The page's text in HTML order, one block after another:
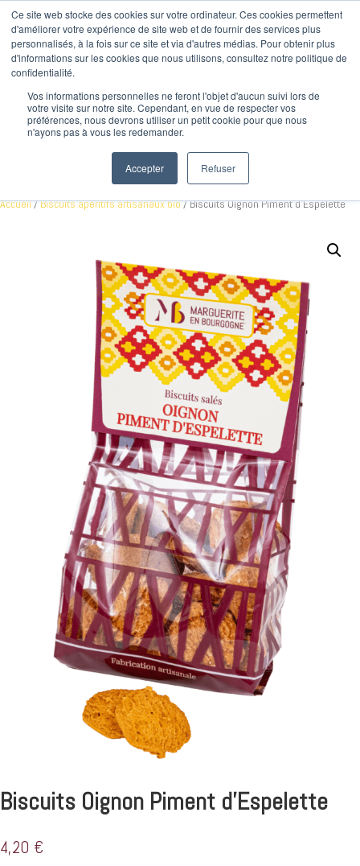
Ce site web stocke des cookies sur votre ordinateur. Ces cookies permettent
d'améliorer votre expérience de site web et de fournir des services plus
personnalisés, à la fois sur ce site et via d'autres médias. Pour obtenir plus
d'informations sur les cookies que nous utilisons, consultez notre politique de
confidentialité.
Vos informations personnelles ne feront l'objet d'aucun suivi lors de
votre visite sur notre site. Cependant, en vue de respecter vos
préférences, nous devrons utiliser un petit cookie pour que nous
n'ayons pas à vous les redemander.
Accepter Refuser
Accueil/Biscuits apéritifs artisanaux bio/ Biscuits Oignon Piment d’Espelette
Biscuits Oignon Piment d’Espelette
4,20 €